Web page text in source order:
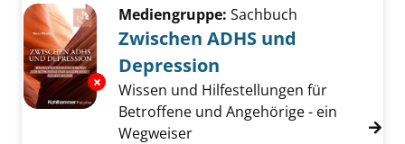
Exemplar-Details von Zwischen ADHS und
Mediengruppe: Sachbuch
Zwischen ADHS und
Depression
Wissen und Hilfestellungen für
Betroffene und Angehörige - ein
Wegweiser